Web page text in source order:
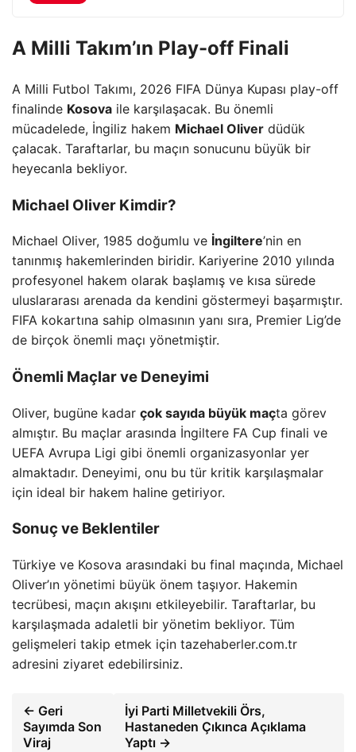
A Milli Takım’ın Play-off Finali
A Milli Futbol Takımı, 2026 FIFA Dünya Kupası play-off
finalinde Kosova ile karşılaşacak. Bu önemli
mücadelede, İngiliz hakem Michael Oliver düdük
çalacak. Taraftarlar, bu maçın sonucunu büyük bir
heyecanla bekliyor.
Michael Oliver Kimdir?
Michael Oliver, 1985 doğumlu ve İngiltere’nin en
tanınmış hakemlerinden biridir. Kariyerine 2010 yılında
profesyonel hakem olarak başlamış ve kısa sürede
uluslararası arenada da kendini göstermeyi başarmıştır.
FIFA kokartına sahip olmasının yanı sıra, Premier Lig’de
de birçok önemli maçı yönetmiştir.
Önemli Maçlar ve Deneyimi
Oliver, bugüne kadar çok sayıda büyük maçta görev
almıştır. Bu maçlar arasında İngiltere FA Cup finali ve
UEFA Avrupa Ligi gibi önemli organizasyonlar yer
almaktadır. Deneyimi, onu bu tür kritik karşılaşmalar
için ideal bir hakem haline getiriyor.
Sonuç ve Beklentiler
Türkiye ve Kosova arasındaki bu final maçında, Michael
Oliver’ın yönetimi büyük önem taşıyor. Hakemin
tecrübesi, maçın akışını etkileyebilir. Taraftarlar, bu
karşılaşmada adaletli bir yönetim bekliyor. Tüm
gelişmeleri takip etmek için tazehaberler.com.tr
adresini ziyaret edebilirsiniz.
← Geri
Sayımda Son
Viraj
İyi Parti Milletvekili Örs,
Hastaneden Çıkınca Açıklama
Yaptı →